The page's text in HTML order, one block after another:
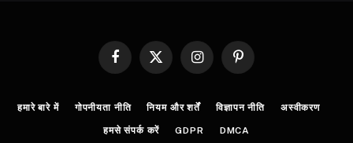
Facebook
X
InstagramPinterest
हमारे बारे में गोपनीयता नीति नियम और शर्तें विज्ञापन नीति अस्वीकरण
हमसे संपर्क करें GDPR DMCA